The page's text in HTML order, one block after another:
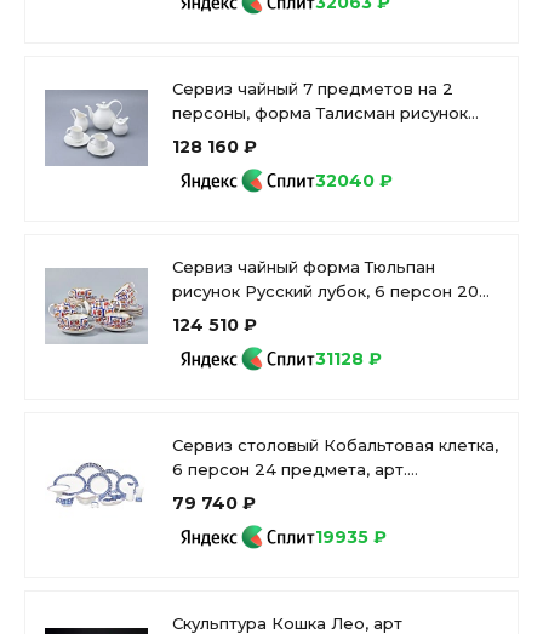
Сервиз чайный 7 предметов на 2
персоны, форма Талисман рисунок
Белый арт. 81.16887.00.1
128 160 ₽
32040 ₽
Сервиз чайный форма Тюльпан
рисунок Русский лубок, 6 персон 20
предметов, арт. 81.20958.00.1
124 510 ₽
31128 ₽
Сервиз столовый Кобальтовая клетка,
6 персон 24 предмета, арт.
81.20941.00.1
79 740 ₽
19935 ₽
Скульптура Кошка Лео, арт